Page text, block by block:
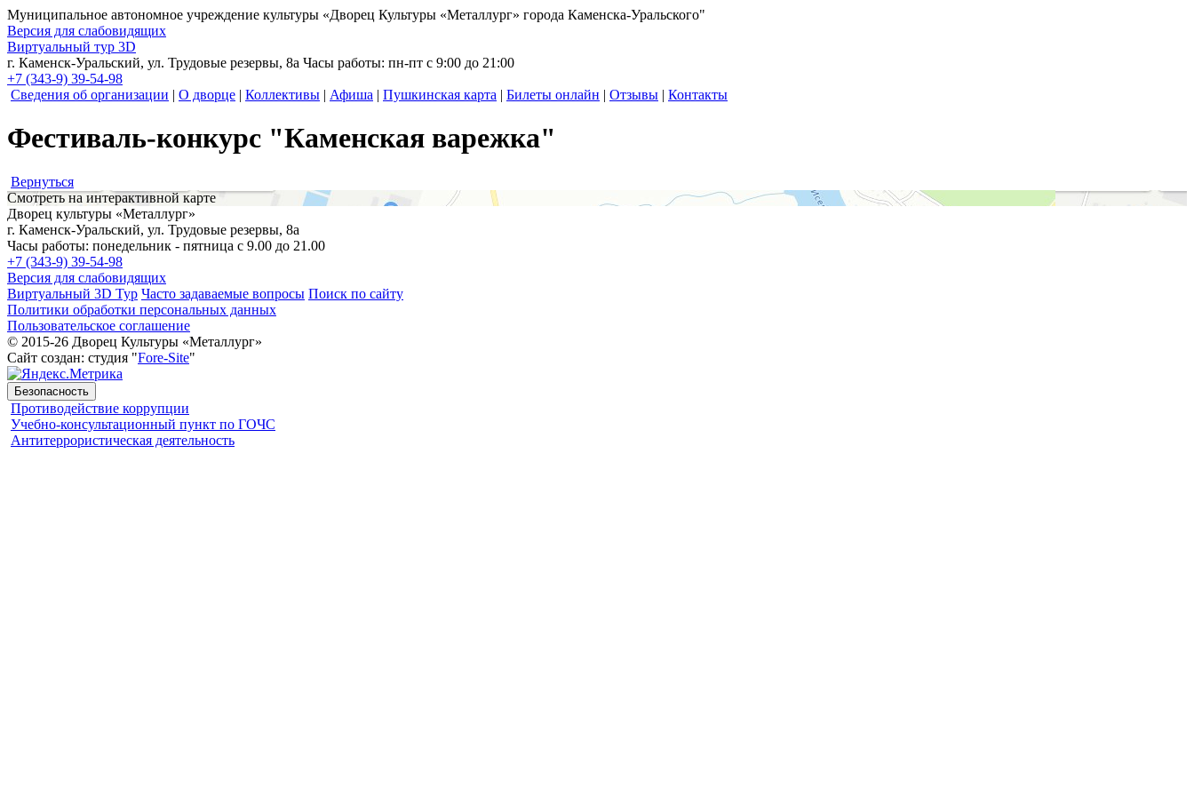
Муниципальное автономное учреждение культуры «Дворец Культуры «Металлург» города Каменска-Уральского"
Версия для слабовидящих
Виртуальный тур 3D
г. Каменск-Уральский, ул. Трудовые резервы, 8а Часы работы: пн-пт с 9:00 до 21:00
+7 (343-9) 39-54-98
Сведения об организации | О дворце | Коллективы | Афиша | Пушкинская карта | Билеты онлайн | Отзывы | Контакты
Фестиваль-конкурс "Каменская варежка"
Вернуться
Смотреть на интерактивной карте
Дворец культуры «Металлург»
г. Каменск-Уральский, ул. Трудовые резервы, 8а
Часы работы: понедельник - пятница с 9.00 до 21.00
+7 (343-9) 39-54-98
Версия для слабовидящих
Виртуальный 3D Тур Часто задаваемые вопросы Поиск по сайту
Политики обработки персональных данных
Пользовательское соглашение
© 2015-26 Дворец Культуры «Металлург»
Сайт создан: студия "Fore-Site"
Безопасность
Противодействие коррупции
Учебно-консультационный пункт по ГОЧС
Антитеррористическая деятельность